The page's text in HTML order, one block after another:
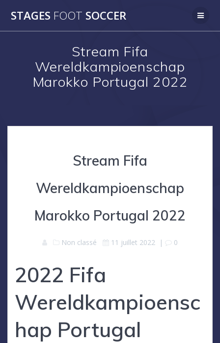
to
STAGES FOOT SOCCER
Stream Fifa
Wereldkampioenschap
Marokko Portugal 2022
Stream Fifa
Wereldkampioenschap
Marokko Portugal 2022
Non classé 11 juillet 2022 | 0
2022 Fifa
Wereldkampioensc
hap Portugal